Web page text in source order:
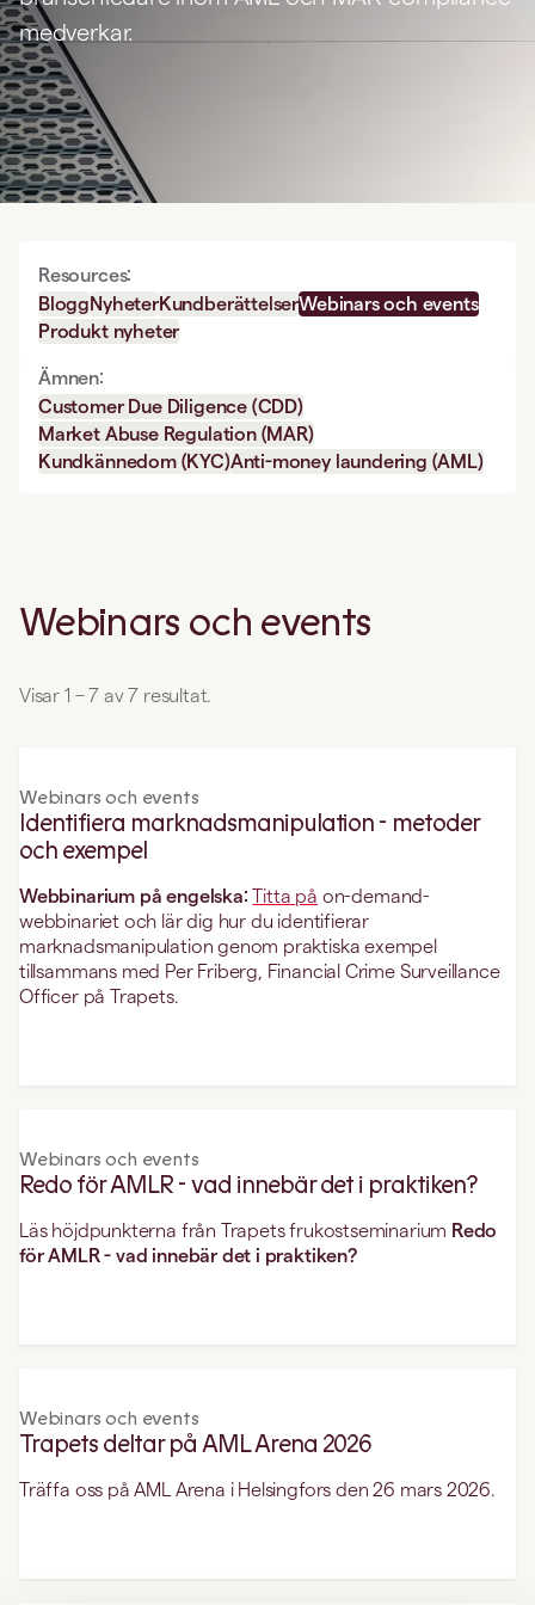
medverkar.
Resources:
BloggNyheterKundberättelserWebinars och events
Produkt nyheter
Ämnen:
Customer Due Diligence (CDD)
Market Abuse Regulation (MAR)
Kundkännedom (KYC)Anti-money laundering (AML)
Webinars och events
Visar 1 – 7 av 7 resultat.
Webinars och events
Identifiera marknadsmanipulation - metoder
och exempel
Webbinarium på engelska:Titta på on-demand-
webbinariet och lär dig hur du identifierar
marknadsmanipulation genom praktiska exempel
tillsammans med Per Friberg, Financial Crime Surveillance
Officer på Trapets.
Webinars och events
Redo för AMLR - vad innebär det i praktiken?
Läs höjdpunkterna från Trapets frukostseminarium Redo
för AMLR - vad innebär det i praktiken?
Webinars och events
Trapets deltar på AML Arena 2026
Träffa oss på AML Arena i Helsingfors den 26 mars 2026.